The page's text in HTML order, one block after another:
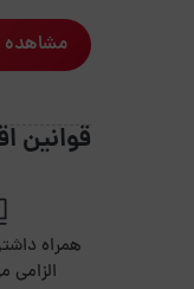
مشاهده
قوانین
همراه
الزامی